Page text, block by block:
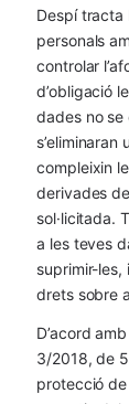
Despí tracta
personals
controlar
d’obligació
dades no
s’eliminaran
compleixin
derivades
sol·licitada.
a les teves
suprimir-
drets sobre
D’acord
3/2018, de
protecció